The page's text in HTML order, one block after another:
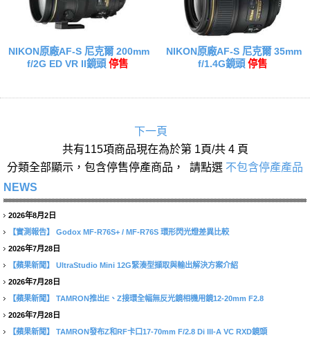
NIKON原廠AF-S 尼克爾 200mm
f/2G ED VR II鏡頭 停售
NIKON原廠AF-S 尼克爾 35mm
f/1.4G鏡頭 停售
下一頁
共有115項商品現在為於第 1頁/共 4 頁
分類全部顯示，包含停售停產商品， 請點選 不包含停產產品
NEWS
2026年8月2日
【實測報告】
Godox MF-R76S+ / MF-R76S 環形閃光燈差異比較
2026年7月28日
【蘋果新聞】
UltraStudio Mini 12G緊湊型擷取與輸出解決方案介紹
2026年7月28日
【蘋果新聞】
TAMRON推出E、Z接環全幅無反光鏡相機用鏡12-20mm F2.8
2026年7月28日
【蘋果新聞】
TAMRON發布Z和RF卡口17-70mm F/2.8 Di III-A VC RXD鏡頭